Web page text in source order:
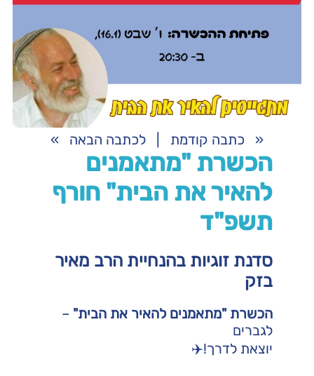
« כתבה קודמת לכתבה הבאה »
הכשרת "מתאמנים
להאיר את הבית" חורף
תשפ"ד
סדנת זוגיות בהנחיית הרב מאיר
בזק
הכשרת "מתאמנים להאיר את הבית" –
לגברים
יוצאת לדרך!✈️